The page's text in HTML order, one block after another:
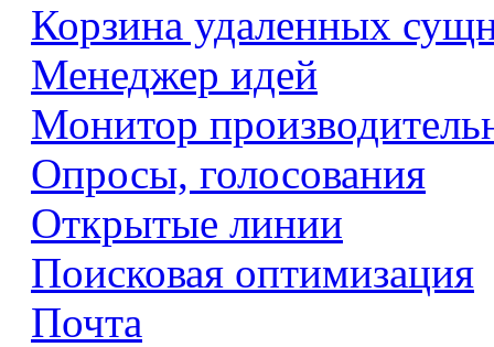
Корзина удаленных
Менеджер идей
Монитор
Опросы, голосования
Открытые линии
Поисковая оптимизация
Почта